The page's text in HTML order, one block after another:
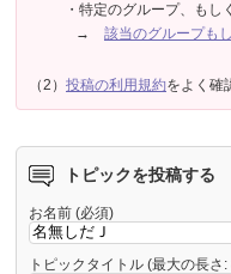
・特定のグループ、も
→ 該当のグループも
（2） 投稿の利用規約をよく確
トピックを投稿する
お名前 (必須)
トピックタイトル (最大の長さ: